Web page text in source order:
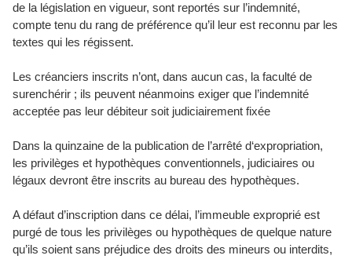
de la législation en vigueur, sont reportés sur l’indemnité,
compte tenu du rang de préférence qu’il leur est reconnu par les
textes qui les régissent.
Les créanciers inscrits n’ont, dans aucun cas, la faculté de
surenchérir ; ils peuvent néanmoins exiger que l’indemnité
acceptée pas leur débiteur soit judiciairement fixée
Dans la quinzaine de la publication de l’arrêté d‘expropriation,
les privilèges et hypothèques conventionnels, judiciaires ou
légaux devront être inscrits au bureau des hypothèques.
A défaut d’inscription dans ce délai, l’immeuble exproprié est
purgé de tous les privilèges ou hypothèques de quelque nature
qu’ils soient sans préjudice des droits des mineurs ou interdits,